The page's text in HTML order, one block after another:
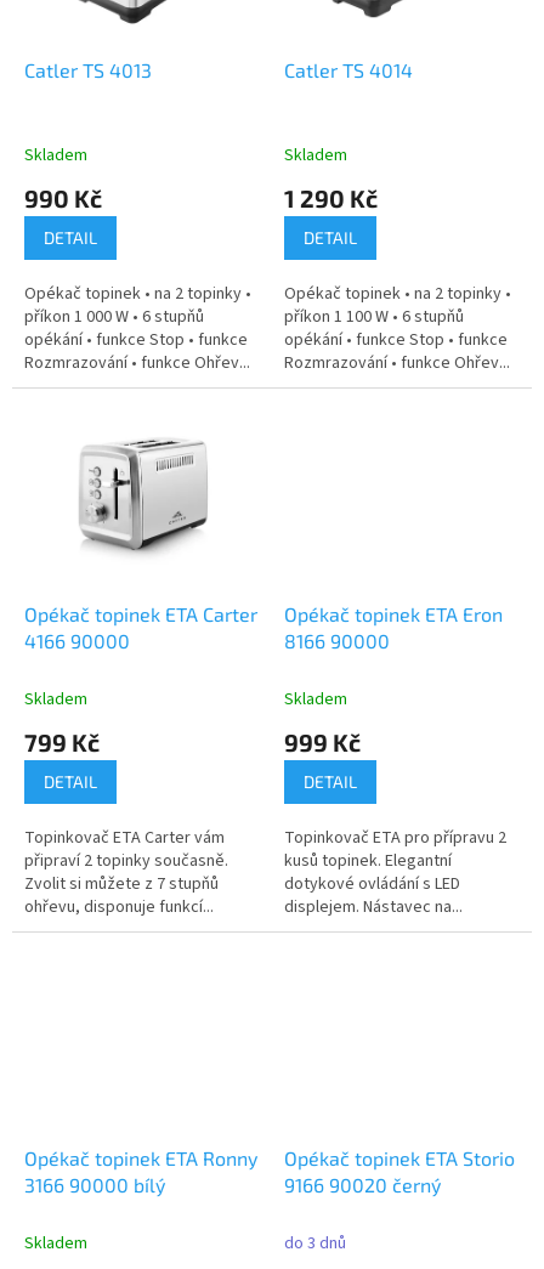
Catler TS 4013
Skladem
990 Kč
DETAIL
Opékač topinek • na 2 topinky •
příkon 1 000 W • 6 stupňů
opékání • funkce Stop • funkce
Rozmrazování • funkce Ohřev...
Catler TS 4014
Skladem
1 290 Kč
DETAIL
Opékač topinek • na 2 topinky •
příkon 1 100 W • 6 stupňů
opékání • funkce Stop • funkce
Rozmrazování • funkce Ohřev...
Opékač topinek ETA Carter
4166 90000
Skladem
799 Kč
DETAIL
Topinkovač ETA Carter vám
připraví 2 topinky současně.
Zvolit si můžete z 7 stupňů
ohřevu, disponuje funkcí...
Opékač topinek ETA Eron
8166 90000
Skladem
999 Kč
DETAIL
Topinkovač ETA pro přípravu 2
kusů topinek. Elegantní
dotykové ovládání s LED
displejem. Nástavec na...
Opékač topinek ETA Ronny
3166 90000 bílý
Skladem
Opékač topinek ETA Storio
9166 90020 černý
do 3 dnů